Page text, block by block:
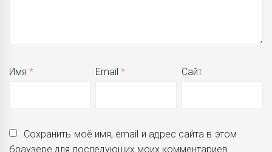
Имя* Email* Сайт
Сохранить моё имя, email и адрес сайта в этом
браузере для последующих моих комментариев.